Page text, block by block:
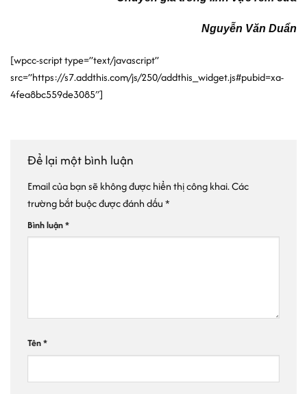
Nguyễn Văn Duẩn
[wpcc-script type=”text/javascript”
src=”https://s7.addthis.com/js/250/addthis_widget.js#pubid=xa-
4fea8bc559de3085″]
Để lại một bình luận
Email của bạn sẽ không được hiển thị công khai.Các
trường bắt buộc được đánh dấu*
Bình luận*
Tên*